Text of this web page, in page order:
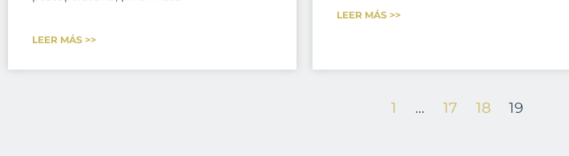
LEER MÁS >>
LEER MÁS >>
1 … 17 18 19